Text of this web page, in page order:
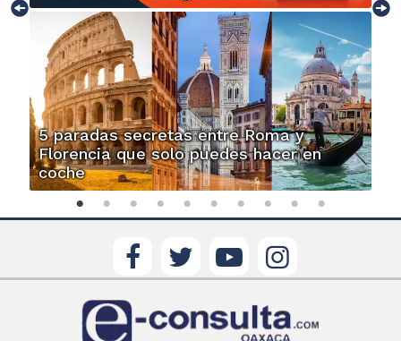
5 paradas secretas entre Roma y
Florencia que solo puedes hacer en
coche